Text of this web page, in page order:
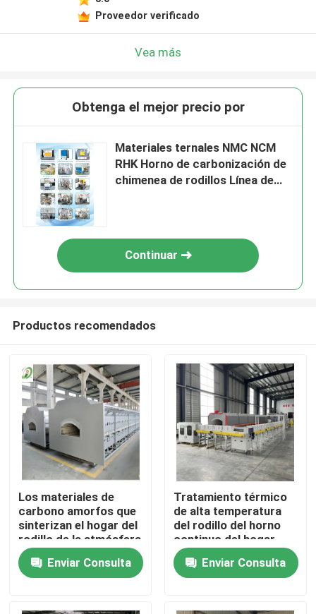
Hogar
Productos
Sobre nosotros
Proveedor verificado
Vea más
Obtenga el mejor precio por
Materiales ternales NMC NCM
RHK Horno de carbonización de
chimenea de rodillos Línea de
Continuar
Productos recomendados
Los materiales de
carbono amorfos que
sinterizan el hogar del
rodillo de la atmósfera
del aire estofan
inteligente
completamente
Enviar Consulta
Tratamiento térmico
de alta temperatura
del rodillo del horno
continuo del hogar
para Debinding y
sinterizar de la
cerámica
Enviar Consulta